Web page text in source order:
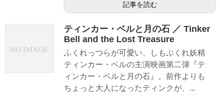
記事を読む
ティンカー・ベルと月の石 ／ Tinker
Bell and the Lost Treasure
ふくれっつらが可愛い、しもぶくれ妖精
ティンカー・ベルの主演映画第二弾『テ
ィンカー・ベルと月の石』。前作よりも
ちょっと大人になったティンクが、...